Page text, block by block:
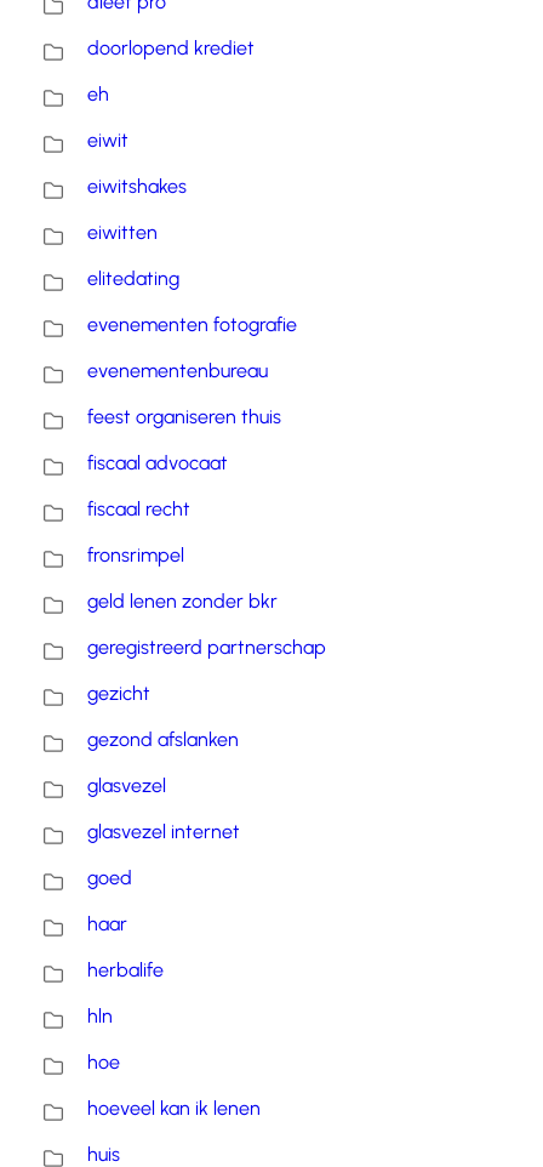
doorlopend krediet
eh
eiwit
eiwitshakes
eiwitten
elitedating
evenementen fotografie
evenementenbureau
feest organiseren thuis
fiscaal advocaat
fiscaal recht
fronsrimpel
geld lenen zonder bkr
geregistreerd partnerschap
gezicht
gezond afslanken
glasvezel
glasvezel internet
goed
haar
herbalife
hln
hoe
hoeveel kan ik lenen
huis